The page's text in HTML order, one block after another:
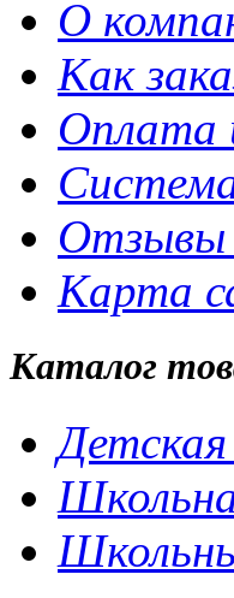
О
Как
Оплата
Отзывы
Карта
Каталог
Детская